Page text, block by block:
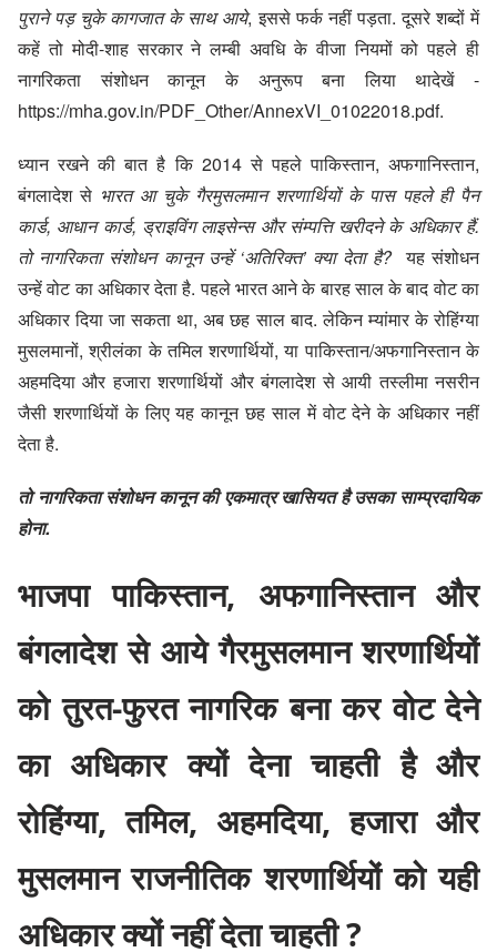
पुराने पड़ चुके कागजात के साथ आये, इससे फर्क नहीं पड़ता. दूसरे शब्दों में
कहें तो मोदी-शाह सरकार ने लम्बी अवधि के वीजा नियमों को पहले ही
नागरिकता संशोधन कानून के अनुरूप बना लिया थादेखें -
https://mha.gov.in/PDF_Other/AnnexVI_01022018.pdf.
ध्यान रखने की बात है कि 2014 से पहले पाकिस्तान, अफगानिस्तान,
बंगलादेश से भारत आ चुके गैरमुसलमान शरणार्थियों के पास पहले ही पैन
कार्ड, आधान कार्ड, ड्राइविंग लाइसेन्स और संम्पत्ति खरीदने के अधिकार हैं.
तो नागरिकता संशोधन कानून उन्हें ‘अतिरिक्त’ क्या देता है?यह संशोधन
उन्हें वोट का अधिकार देता है. पहले भारत आने के बारह साल के बाद वोट का
अधिकार दिया जा सकता था, अब छह साल बाद. लेकिन म्यांमार के रोहिंग्या
मुसलमानों, श्रीलंका के तमिल शरणार्थियों, या पाकिस्तान/अफगानिस्तान के
अहमदिया और हजारा शरणार्थियों और बंगलादेश से आयी तस्लीमा नसरीन
जैसी शरणार्थियों के लिए यह कानून छह साल में वोट देने के अधिकार नहीं
देता है.
तो नागरिकता संशोधन कानून की एकमात्र खासियत है उसका साम्प्रदायिक
होना.
भाजपा पाकिस्तान, अफगानिस्तान और
बंगलादेश से आये गैरमुसलमान शरणार्थियों
को तुरत-फुरत नागरिक बना कर वोट देने
का अधिकार क्यों देना चाहती है और
रोहिंग्या, तमिल, अहमदिया, हजारा और
मुसलमान राजनीतिक शरणार्थियों को यही
अधिकार क्यों नहीं देता चाहती ?